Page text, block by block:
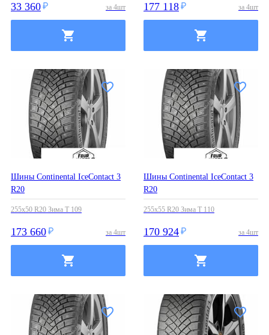
33 360 за 4шт 177 118 за 4шт
Шины Continental IceContact 3
R20
255x50 R20 Зима T 109
173 660 за 4шт
Шины Continental IceContact 3
R20
255x55 R20 Зима T 110
170 924 за 4шт